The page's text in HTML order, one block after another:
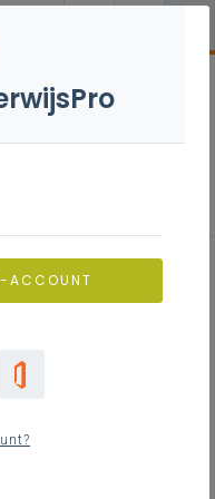
Niet onlogisch
ACCOUNT